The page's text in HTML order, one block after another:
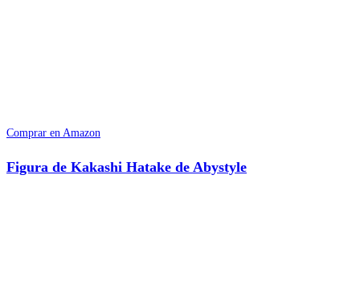
Comprar en Amazon
Figura de Kakashi Hatake de Abystyle